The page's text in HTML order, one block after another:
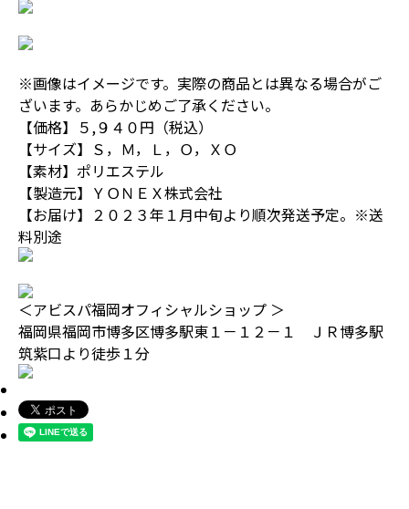
※画像はイメージです。実際の商品とは異なる場合がご
ざいます。あらかじめご了承ください。
【価格】５,９４０円（税込）
【サイズ】Ｓ，Ｍ，Ｌ，Ｏ，ＸＯ
【素材】ポリエステル
【製造元】ＹＯＮＥＸ株式会社
【お届け】２０２３年１月中旬より順次発送予定。※送
料別途
＜アビスパ福岡オフィシャルショップ ＞
福岡県福岡市博多区博多駅東１－１２－１ ＪＲ博多駅
筑紫口より徒歩１分